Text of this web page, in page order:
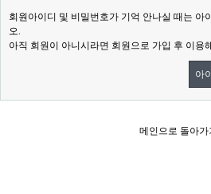
회원아이디 및 비밀번호가 기억 안나실 때는 아
오.
아직 회원이 아니시라면 회원으로 가입 후 이용
아
메인으로 돌아가